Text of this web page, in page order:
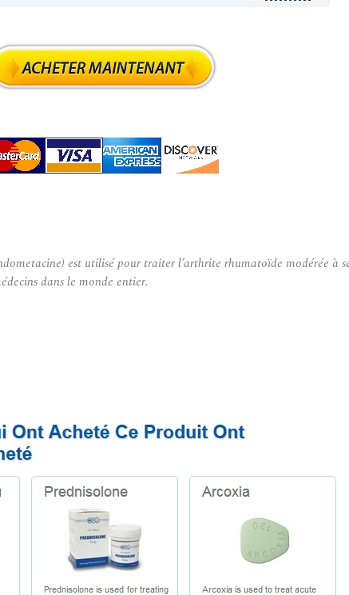
est utilisé pour traiter l’arthrite rhumatoïde modérée à
dans le monde entier.